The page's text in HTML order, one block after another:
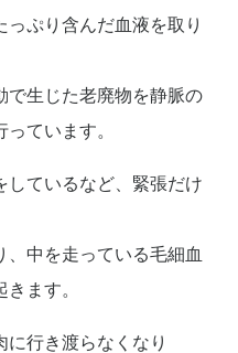
ぷり含んだ血液を取り
で生じた老廃物を静脈の
ています。
しているなど、緊張だけ
中を走っている毛細血
ます。
に行き渡らなくなり